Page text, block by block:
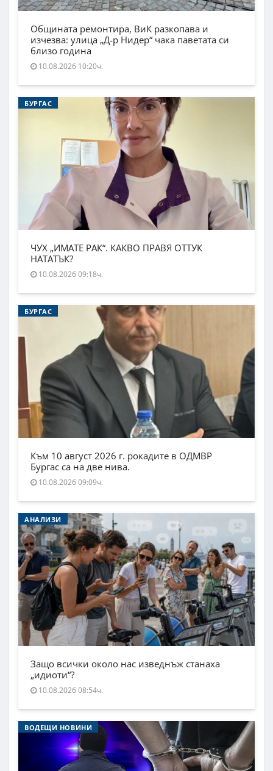
Общината ремонтира, ВиК разкопава и
изчезва: улица „Д-р Нидер“ чака паветата си
близо година
10.08.2026 10:20ч.
БУРГАС
ЧУХ „ИМАТЕ РАК“. КАКВО ПРАВЯ ОТТУК
НАТАТЪК?
10.08.2026 09:18ч.
БУРГАС
Към 10 август 2026 г. рокадите в ОДМВР
Бургас са на две нива.
10.08.2026 09:09ч.
АНАЛИЗИ
Защо всички около нас изведнъж станаха
„идиоти“?
10.08.2026 08:54ч.
ВОДЕЩИ НОВИНИ